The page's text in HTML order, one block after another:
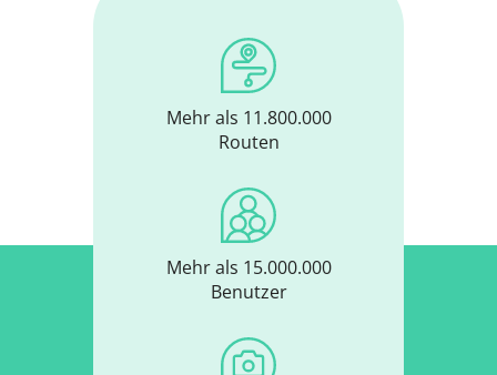
Mehr als 11.800.000
Routen
Mehr als 15.000.000
Benutzer